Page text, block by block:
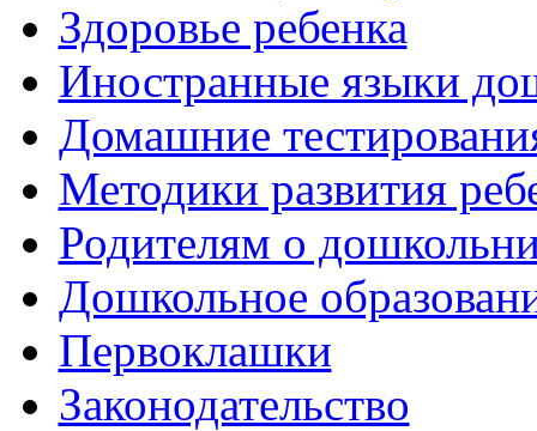
Здоровье ребенка
Иностранные языки
Домашние
Методики развития
Родителям о
Дошкольное
Первоклашки
Законодательство